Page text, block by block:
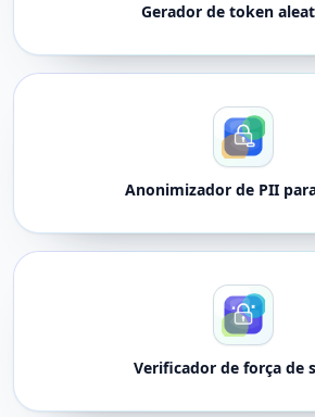
Gerador de token
Anonimizador de PII
Verificador de força de